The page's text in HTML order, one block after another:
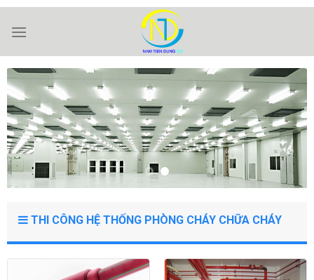
THI CÔNG HỆ THỐNG PHÒNG CHÁY CHỮA CHÁY